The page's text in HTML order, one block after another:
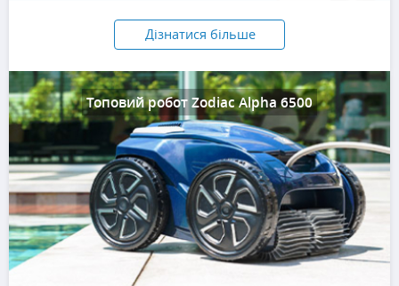
Дізнатися більше
Топовий робот Zodiac Alpha 6500